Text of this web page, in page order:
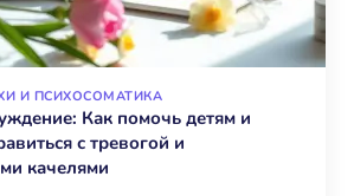
И ПСИХОСОМАТИКА
Как помочь детям и
с тревогой и
качелями